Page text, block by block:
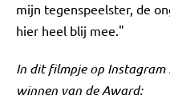
mijn tegenspeelster, de
hier heel blij mee."
In dit filmpje op Instagram
winnen van de Award: